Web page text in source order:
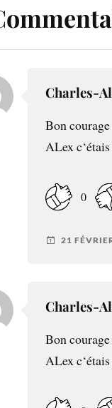
Charles-
Bon
ALex
0
21
Charles-
Bon
ALex